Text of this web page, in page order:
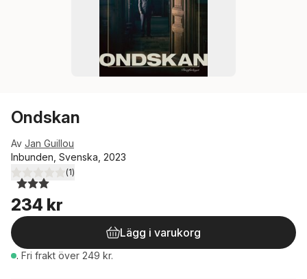
Ondskan
Av Jan Guillou
Inbunden, Svenska, 2023
3,0utav 5 stjärnor. Totalt antal röster:
(1)
234 kr
Lägg i varukorg
. Fri frakt över 249 kr.